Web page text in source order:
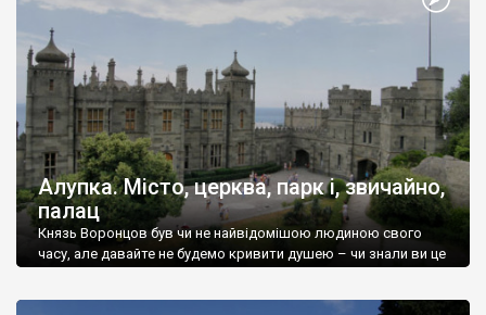
Алупка. Місто, церква, парк і, звичайно,
палац
Князь Воронцов був чи не найвідомішою людиною свого
часу, але давайте не будемо кривити душею – чи знали ви це